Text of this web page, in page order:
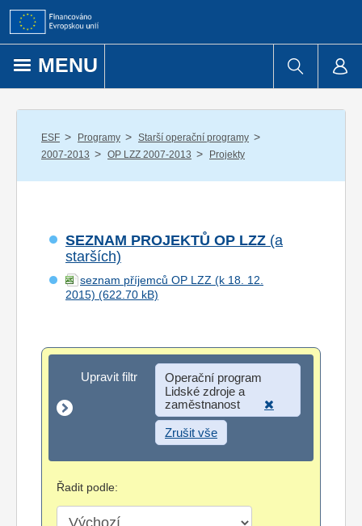
Přejít k obsahu
MENU
ESF / Programy / Starší operační programy /
2007-2013 / OP LZZ 2007-2013 / Projekty
SEZNAM PROJEKTŮ OP LZZ (a
starších)
seznam příjemců OP LZZ (k 18. 12.
2015)
Upravit filtr
Upravit filtr
Operační program
Lidské zdroje a
zaměstnanost
Zrušit vše
Řadit podle: